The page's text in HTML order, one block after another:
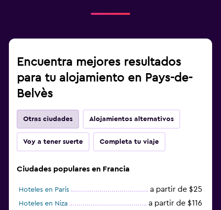
Encuentra mejores resultados
para tu alojamiento en Pays-de-
Belvès
Otras ciudades Alojamientos alternativos
Voy a tener suerte Completa tu viaje
Ciudades populares en Francia
Hoteles en París a partir de $25
Hoteles en Niza a partir de $116